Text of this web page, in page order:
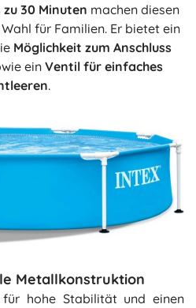
30 Minuten machen diesen
für Familien. Er bietet ein
Möglichkeit zum Anschluss
ein Ventil für einfaches
.
Metallkonstruktion
hohe Stabilität und einen